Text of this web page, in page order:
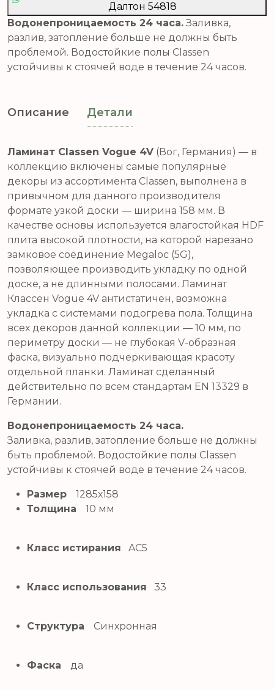
Далтон 54818
Водонепроницаемость 24 часа.Заливка,
разлив, затопление больше не должны быть
проблемой. Водостойкие полы Classen
устойчивы к стоячей воде в течение 24 часов.
Описание Детали
Ламинат Classen Vogue 4V (Вог, Германия) — в
коллекцию включены самые популярные
декоры из ассортимента Classen, выполнена в
привычном для данного производителя
формате узкой доски — ширина 158 мм. В
качестве основы используется влагостойкая HDF
плита высокой плотности, на которой нарезано
замковое соединение Megaloc (5G),
позволяющее производить укладку по одной
доске, а не длинными полосами. Ламинат
Классен Vogue 4V антистатичен, возможна
укладка с системами подогрева пола. Толщина
всех декоров данной коллекции — 10 мм, по
периметру доски — не глубокая V-образная
фаска, визуально подчеркивающая красоту
отдельной планки. Ламинат сделанный
действительно по всем стандартам EN 13329 в
Германии.
Водонепроницаемость 24 часа.
Заливка, разлив, затопление больше не должны
быть проблемой. Водостойкие полы Classen
устойчивы к стоячей воде в течение 24 часов.
Размер 1285х158
Толщина 10 мм
Класс истирания AC5
Класс использования 33
Структура Синхронная
Фаска да